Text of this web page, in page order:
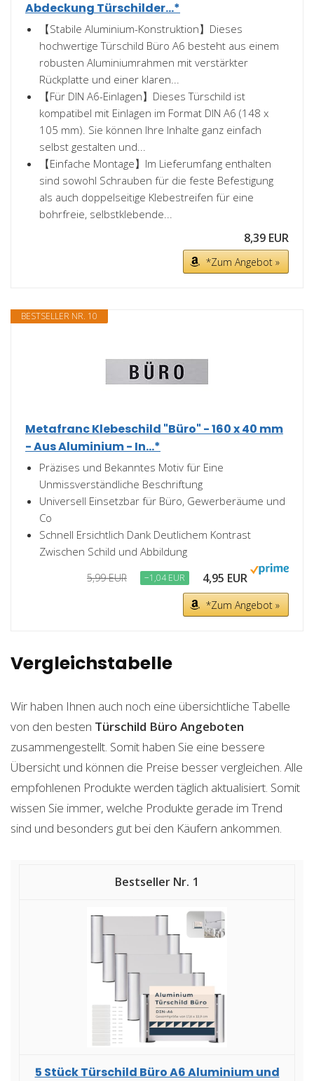
Abdeckung Türschilder...*
【Stabile Aluminium-Konstruktion】Dieses
hochwertige Türschild Büro A6 besteht aus einem
robusten Aluminiumrahmen mit verstärkter
Rückplatte und einer klaren...
【Für DIN A6-Einlagen】Dieses Türschild ist
kompatibel mit Einlagen im Format DIN A6 (148 x
105 mm). Sie können Ihre Inhalte ganz einfach
selbst gestalten und...
【Einfache Montage】Im Lieferumfang enthalten
sind sowohl Schrauben für die feste Befestigung
als auch doppelseitige Klebestreifen für eine
bohrfreie, selbstklebende...
8,39 EUR
*Zum Angebot »
BESTSELLER NR. 10
Metafranc Klebeschild "Büro" - 160 x 40 mm
- Aus Aluminium - In...*
Präzises und Bekanntes Motiv für Eine
Unmissverständliche Beschriftung
Universell Einsetzbar für Büro, Gewerberäume und
Co
Schnell Ersichtlich Dank Deutlichem Kontrast
Zwischen Schild und Abbildung
5,99 EUR −1,04 EUR 4,95 EUR
*Zum Angebot »
Vergleichstabelle
Wir haben Ihnen auch noch eine übersichtliche Tabelle
von den besten Türschild Büro Angeboten
zusammengestellt. Somit haben Sie eine bessere
Übersicht und können die Preise besser vergleichen. Alle
empfohlenen Produkte werden täglich aktualisiert. Somit
wissen Sie immer, welche Produkte gerade im Trend
sind und besonders gut bei den Käufern ankommen.
1
5 Stück Türschild Büro A6 Aluminium und